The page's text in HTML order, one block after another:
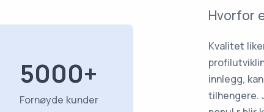
5000+
Fornøyde kunder
Hvorfor
Kvalitet
innlegg,
tilhengere.